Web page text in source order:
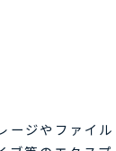
ージやファイル